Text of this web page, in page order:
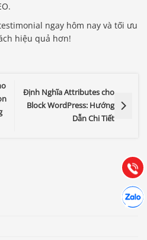
ngay hôm nay và tối ưu
hiệu quả hơn!
Định Nghĩa Attributes cho
Block WordPress: Hướng
Dẫn Chi Tiết
Gọi
Báo giá & Đặt hàng:
0903.976.769
(028) 22.166.144
Chát